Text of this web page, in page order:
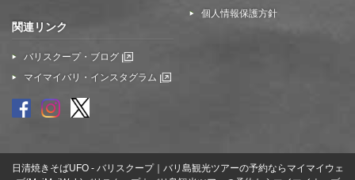
個人情報保護方針
関連リンク
バリスクープ・ブログ
マイマイバリ・インスタグラム
日清焼きそばUFO - バリスクープ｜バリ島観光ツアーの予約ならマイマイウェ